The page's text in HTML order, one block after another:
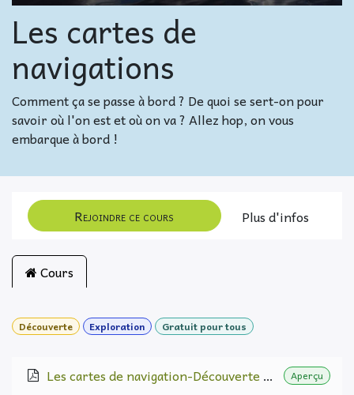
Les cartes de
navigations
Comment ça se passe à bord ? De quoi se sert-on pour
savoir où l'on est et où on va ? Allez hop, on vous
embarque à bord !
Rejoindre ce cours Plus d'infos
Cours
Découverte Exploration Gratuit pour tous
Les cartes de navigation-Découverte FALC Aperçu